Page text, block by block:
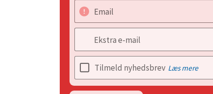
Email
Ekstra e-mail
Tilmeld nyhedsbrev Læs mere